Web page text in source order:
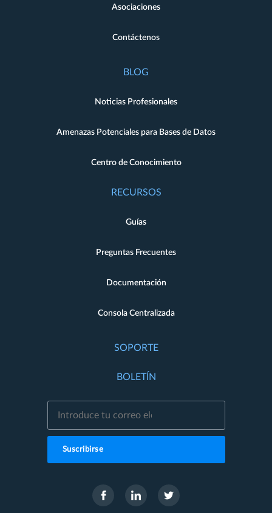
Asociaciones
Contáctenos
BLOG
Noticias Profesionales
Amenazas Potenciales para Bases de Datos
Centro de Conocimiento
RECURSOS
Guías
Preguntas Frecuentes
Documentación
Consola Centralizada
SOPORTE
BOLETÍN
Suscribirse